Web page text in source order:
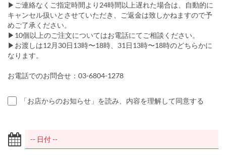
▶ご連絡なくご指定時間より24時間以上遅れた場合は、自動的に
キャンセル扱いとさせていただき、ご返金は致しかねますので予
めご了承ください。
▶10個以上のご注文についてはお電話にてご相談ください。
▶︎お渡しは12月30日13時〜18時、31日13時〜18時のどちらかに
なります。
お電話でのお問合せ：03-6804-1278
「お店からのお知らせ」を読み、内容を理解して同意する